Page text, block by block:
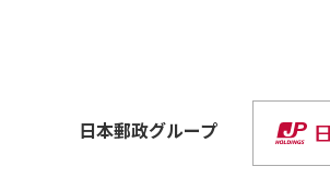
日本郵政グループ